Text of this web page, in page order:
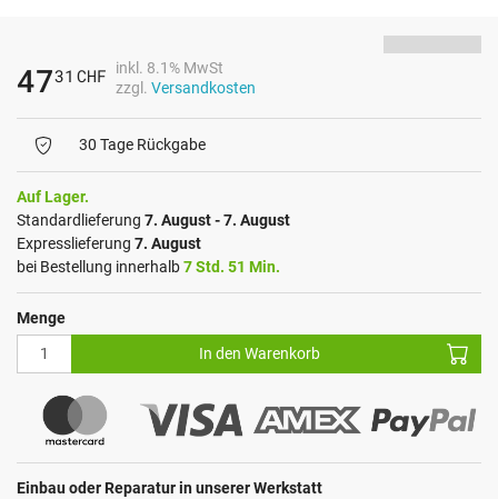
4731 CHF
inkl. 8.1% MwSt
zzgl. Versandkosten
30 Tage Rückgabe
Auf Lager.
Standardlieferung 7. August - 7. August
Expresslieferung 7. August
bei Bestellung innerhalb7 Std. 51 Min.
Menge
In den Warenkorb
Einbau oder Reparatur in unserer Werkstatt